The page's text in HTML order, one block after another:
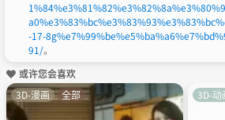
-17-
91/。
或许您会喜欢
3D-漫画 全部 3D-动